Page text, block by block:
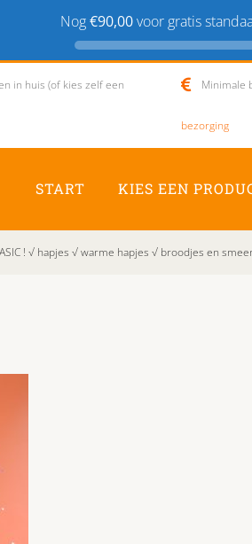
Nog€90,00voor gratis
in huis (of kies zelf een Minimale
bezorging
START KIES EEN
! √ hapjes √ warme hapjes √ broodjes en